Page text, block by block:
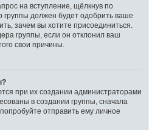
на вступление, щёлкнув по
группы должен будет одобрить ваше
зачем вы хотите присоединиться.
группы, если он отклонил ваш
свои причины.
при их создании администраторами
в создании группы, сначала
отправить ему личное